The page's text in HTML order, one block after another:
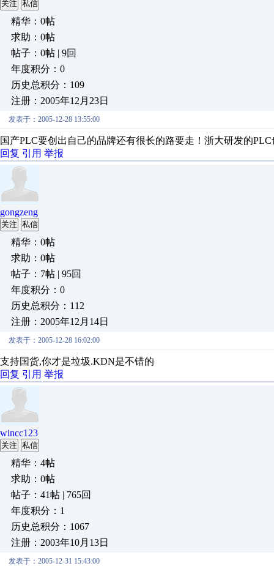
关注 私信
精华：0帖
求助：0帖
帖子：0帖 | 9回
年度积分：0
历史总积分：109
注册：2005年12月23日
发表于：2005-12-28 13:55:00
国产PLC要创出自己的品牌还有很长的路要走！浙大研发的
回复 引用 举报
gongzeng
关注 私信
精华：0帖
求助：0帖
帖子：7帖 | 95回
年度积分：0
历史总积分：112
注册：2005年12月14日
发表于：2005-12-28 16:02:00
支持国货,你才是垃圾.KDN是不错的
回复 引用 举报
wincc123
关注 私信
精华：4帖
求助：0帖
帖子：41帖 | 765回
年度积分：1
历史总积分：1067
注册：2003年10月13日
发表于：2005-12-31 15:43:00